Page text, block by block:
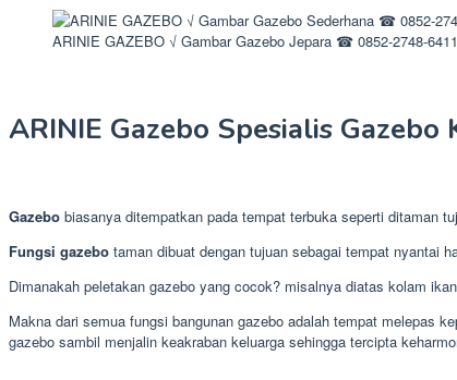
ARINIE GAZEBO √ Gambar Gazebo Jepara ☎ 0852-2748-6411
ARINIE Gazebo Spesialis Gazebo
Gazebo biasanya ditempatkan pada tempat terbuka seperti ditaman
Fungsi gazebo taman dibuat dengan tujuan sebagai tempat nyantai
Dimanakah peletakan gazebo yang cocok? misalnya diatas kolam
Makna dari semua fungsi bangunan gazebo adalah tempat melepas
gazebo sambil menjalin keakraban keluarga sehingga tercipta